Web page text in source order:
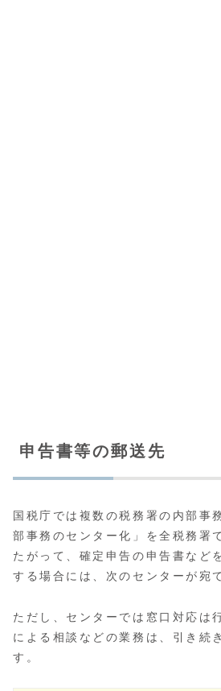
申告書等の郵送先
国税庁では複数の税務署の内部事
部事務のセンター化」を全税務署
たがって、確定申告の申告書など
する場合には、次のセンターが宛
ただし、センターでは窓口対応は
による相談などの業務は、引き続
す。